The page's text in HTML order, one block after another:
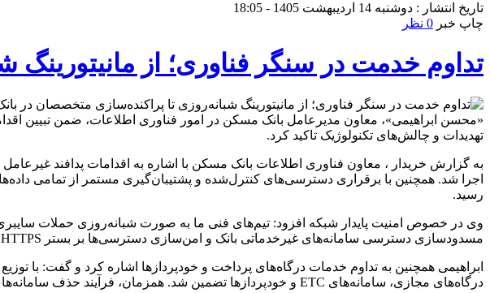
تاریخ انتشار : دوشنبه 14 اردیبهشت 1405 - 18:05
چاپ خبر 0 نظر
تداوم خدمت در سنگر فناوری؛ از
«محسن ابراهیمی»، معاون مدیرعامل بانک مسکن در امور فناوری اطلاعات، ضمن تبیین
تهدیدات و چالش‌های تکنولوژیک تاکید کرد.
به گزارش خریدار ، معاون فناوری اطلاعات بانک مسکن با اشاره به اقدامات پدافند
اجرا شد. همچنین با برقراری دسترسی‌های کنترل‌شده و پشتیبان‌گیری مستمر از تمامی
رسید.
وی در خصوص امنیت پایدار شبکه افزود: تیم‌های فنی ما به صورت شبانه‌روزی حملات
مسدودسازی دسترسی سامانه‌های غیرخدماتی بانک و امن‌سازی دسترسی‌ها بر بستر HTTPS از جمله اقدامات فوری در این حوزه بود.
ابراهیمی همچنین به تداوم خدمات درگاه‌های پرداخت و خودپردازها اشاره کرد و گفت: با
درگاه‌های مجازی، سامانه‌های ETC و خودپردازها تضمین شد. همزمان، فرآیند حذف سامانه‌های قدیمی و ارتقای نرم‌افزارهای بانک با فناوری‌های به‌روز برای کاهش آسیب‌پذیری‌ها با قوت دنبال شده است.